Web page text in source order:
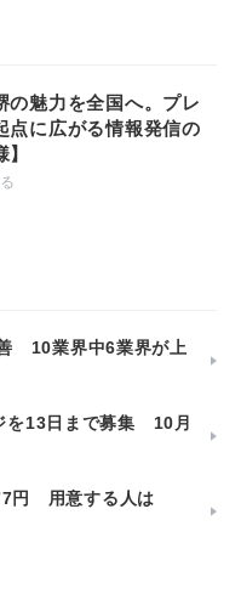
の魅力を全国へ。プレ
点に広がる情報発信の
10業界中6業界が上
を13日まで募集 10月
円 用意する人は